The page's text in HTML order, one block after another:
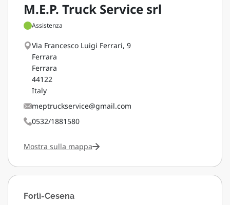
M.E.P. Truck Service srl
Assistenza
Via Francesco Luigi Ferrari, 9
Ferrara
Ferrara
44122
Italy
meptruckservice@gmail.com
0532/1881580
Mostra sulla mappa
Forlì-Cesena